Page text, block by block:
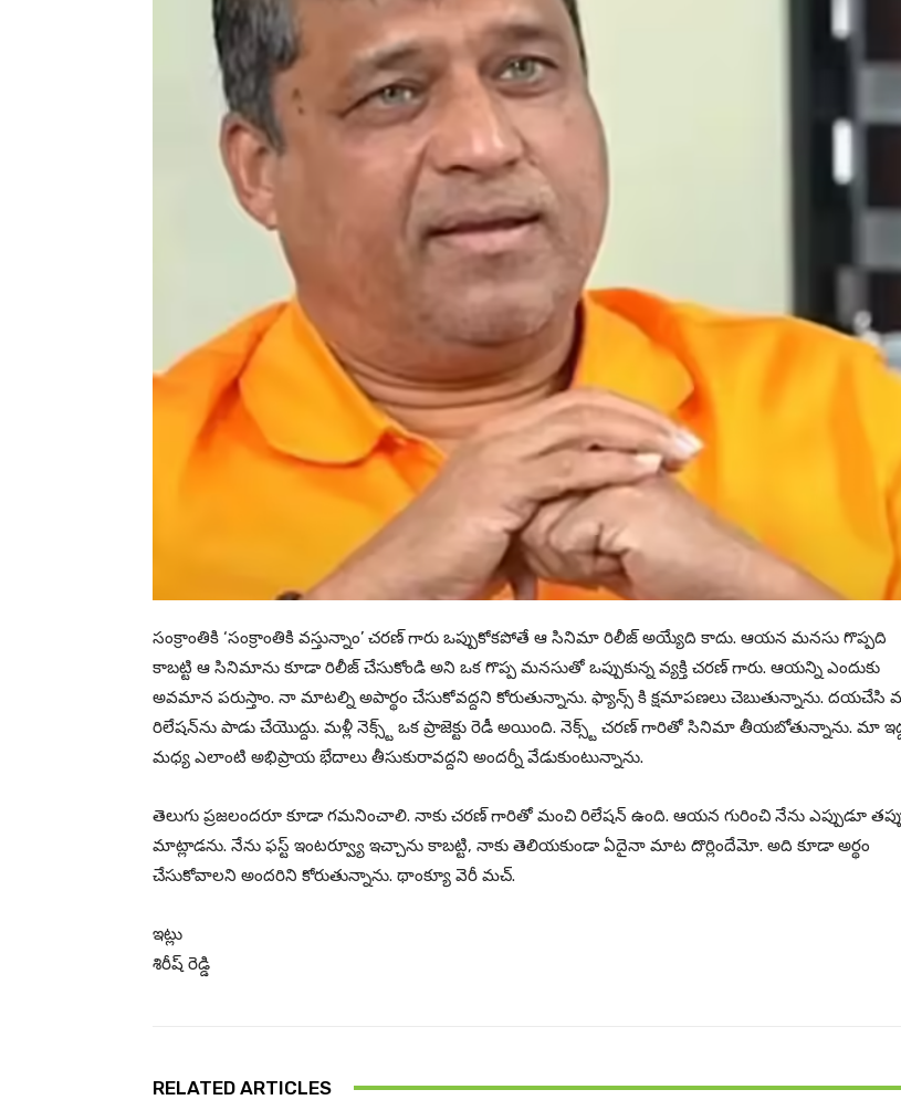
సంక్రాంతికి ‘సంక్రాంతికి వస్తున్నాం’ చరణ్ గారు ఒప్పుకోకపోతే ఆ సినిమా రిలీజ్ అయ్యేది కాదు. ఆయన మనసు గొప్పది
కాబట్టి ఆ సినిమాను కూడా రిలీజ్ చేసుకోండి అని ఒక గొప్ప మనసుతో ఒప్పుకున్న వ్యక్తి చరణ్ గారు. ఆయన్ని ఎందుకు
అవమాన పరుస్తాం. నా మాటల్ని అపార్థం చేసుకోవద్దని కోరుతున్నాను. ఫ్యాన్స్ కి క్షమాపణలు చెబుతున్నాను. దయచేసి
రిలేషన్‌ను పాడు చేయొద్దు. మళ్లీ నెక్స్ట్ ఒక ప్రాజెక్టు రెడీ అయింది. నెక్స్ట్ చరణ్ గారితో సినిమా తీయబోతున్నాను. మా
మధ్య ఎలాంటి అభిప్రాయ భేదాలు తీసుకురావద్దని అందర్నీ వేడుకుంటున్నాను.
తెలుగు ప్రజలందరూ కూడా గమనించాలి. నాకు చరణ్ గారితో మంచి రిలేషన్ ఉంది. ఆయన గురించి నేను ఎప్పుడూ
మాట్లాడను. నేను ఫస్ట్ ఇంటర్వ్యూ ఇచ్చాను కాబట్టి, నాకు తెలియకుండా ఏదైనా మాట దొర్లిందేమో. అది కూడా అర్థం
చేసుకోవాలని అందరిని కోరుతున్నాను. థాంక్యూ వెరీ మచ్.
ఇట్లు
శిరీష్ రెడ్డి
RELATED ARTICLES